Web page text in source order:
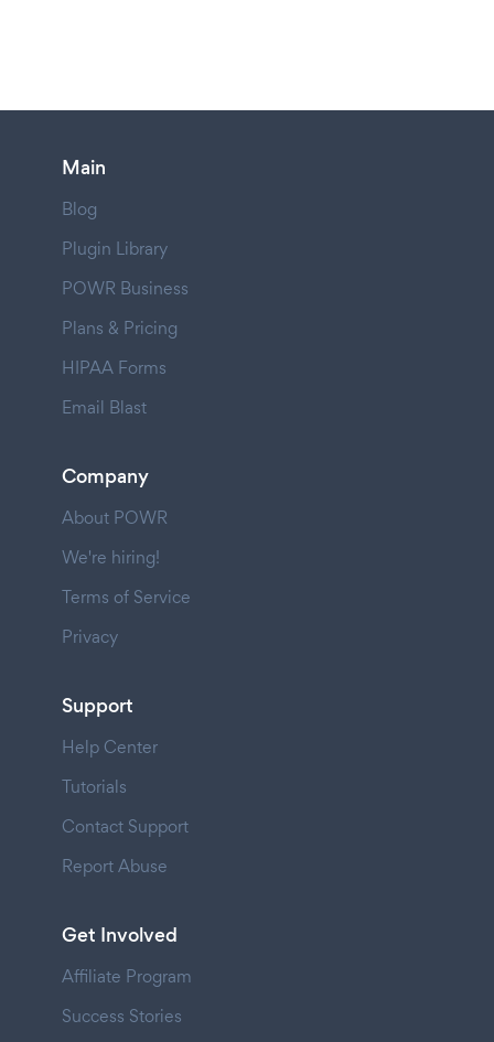
Main
Blog
Plugin Library
POWR Business
Plans & Pricing
HIPAA Forms
Email Blast
Company
About POWR
We're hiring!
Terms of Service
Privacy
Support
Help Center
Tutorials
Contact Support
Report Abuse
Get Involved
Affiliate Program
Success Stories